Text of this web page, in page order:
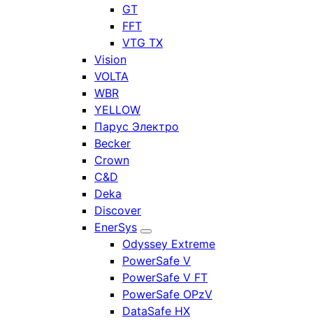
GT
FFT
VTG TX
Vision
VOLTA
WBR
YELLOW
Парус Электро
Becker
Crown
C&D
Deka
Discover
EnerSys
Odyssey Extreme
PowerSafe V
PowerSafe V FT
PowerSafe OPzV
DataSafe HX